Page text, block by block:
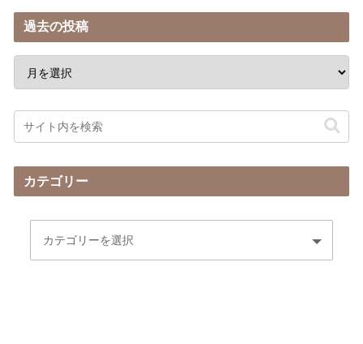
過去の投稿
カテゴリー